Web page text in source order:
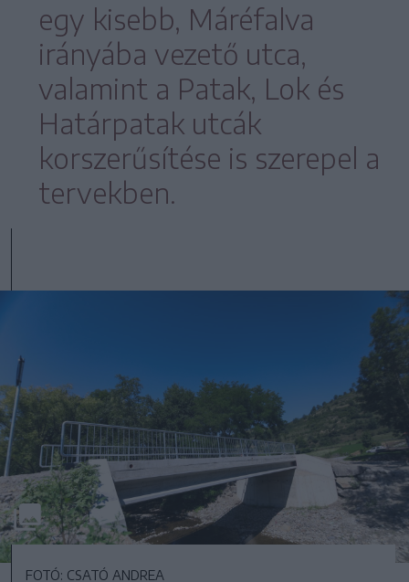
egy kisebb, Máréfalva
irányába vezető utca,
valamint a Patak, Lok és
Határpatak utcák
korszerűsítése is szerepel a
tervekben.
FOTÓ: CSATÓ ANDREA